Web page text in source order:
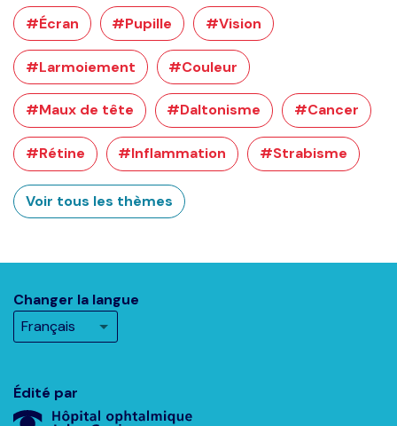
#Écran #Pupille #Vision
#Larmoiement #Couleur
#Maux de tête #Daltonisme #Cancer
#Rétine #Inflammation #Strabisme
Voir tous les thèmes
Édité par
Changer la langue